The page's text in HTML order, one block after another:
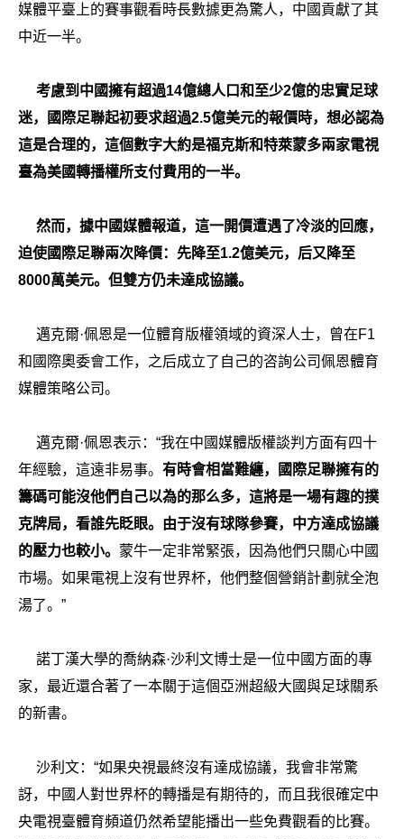
媒體平臺上的賽事觀看時長數據更為驚人，中國貢獻了其
中近一半。
考慮到中國擁有超過14億總人口和至少2億的忠實足球
迷，國際足聯起初要求超過2.5億美元的報價時，想必認為
這是合理的，這個數字大約是福克斯和特萊蒙多兩家電視
臺為美國轉播權所支付費用的一半。
然而，據中國媒體報道，這一開價遭遇了冷淡的回應，
迫使國際足聯兩次降價：先降至1.2億美元，后又降至
8000萬美元。但雙方仍未達成協議。
邁克爾·佩恩是一位體育版權領域的資深人士，曾在F1
和國際奧委會工作，之后成立了自己的咨詢公司佩恩體育
媒體策略公司。
邁克爾·佩恩表示：“我在中國媒體版權談判方面有四十
年經驗，這遠非易事。 有時會相當難纏，國際足聯擁有的
籌碼可能沒他們自己以為的那么多，這將是一場有趣的撲
克牌局，看誰先眨眼。由于沒有球隊參賽，中方達成協議
的壓力也較小。 蒙牛一定非常緊張，因為他們只關心中國
市場。如果電視上沒有世界杯，他們整個營銷計劃就全泡
湯了。”
諾丁漢大學的喬納森·沙利文博士是一位中國方面的專
家，最近還合著了一本關于這個亞洲超級大國與足球關系
的新書。
沙利文：“如果央視最終沒有達成協議，我會非常驚
訝，中國人對世界杯的轉播是有期待的，而且我很確定中
央電視臺體育頻道仍然希望能播出一些免費觀看的比賽。